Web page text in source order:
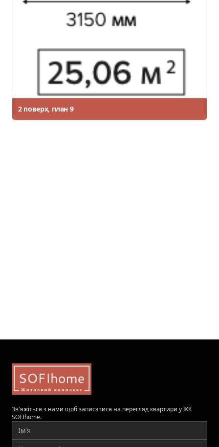
2 поверх, план 9
Зв'яжіться з нами щоб записатися на перегляд квартири у ЖК
SOFIhome.